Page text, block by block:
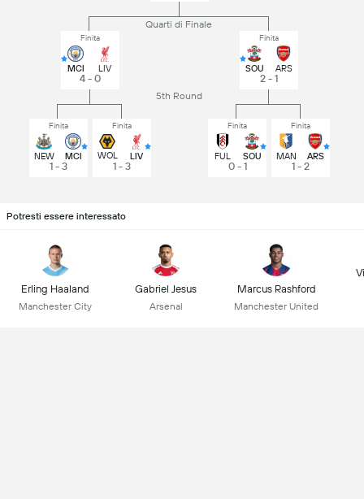
5th Round
Finita
NEW MCI
1 - 3
Finita
WOL LIV
1 - 3
Finita
FUL SOU
0 - 1
Finita
MAN ARS
1 - 2
Quarti di Finale
Finita
MCI LIV
4 - 0
Finita
SOU ARS
2 - 1
Potresti essere interessato
Erling Haaland
Manchester City
Gabriel Jesus
Arsenal
Marcus Rashford
Manchester United